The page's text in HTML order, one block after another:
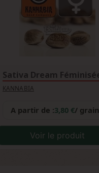
Sativa Dream
KANNABIA
A partir de :3,80 €/
Voir le produit